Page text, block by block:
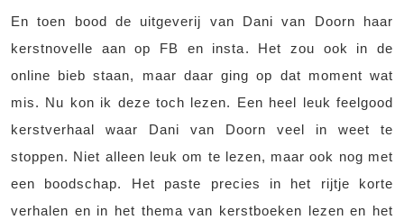
En toen bood de uitgeverij van Dani van Doorn haar
kerstnovelle aan op FB en insta. Het zou ook in de
online bieb staan, maar daar ging op dat moment wat
mis. Nu kon ik deze toch lezen. Een heel leuk feelgood
kerstverhaal waar Dani van Doorn veel in weet te
stoppen. Niet alleen leuk om te lezen, maar ook nog met
een boodschap. Het paste precies in het rijtje korte
verhalen en in het thema van kerstboeken lezen en het